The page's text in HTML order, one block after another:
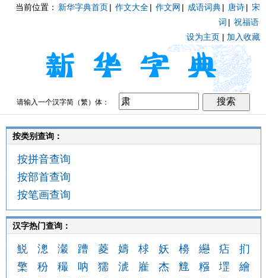
当前位置： 新华字典首页| 作文大全| 作文网 | 成语词典| 唐诗| 宋
词 | 祝福语
设为主页 | 加入收藏
请输入一个汉字简（繁）体：
按类别查询：
按拼音查询
按部首查询
按笔画查询
汉字热门查询：
鮵 漗 瀔 蹧 菱 嬦 梂 妖 櫋 纞 痁
扪
檠
秎 穝 呐 獳 淲 嵟 杰 韑 糨 堽
繪